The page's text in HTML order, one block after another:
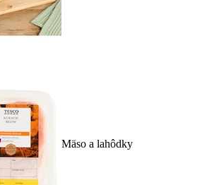
Mäso a lahôdky